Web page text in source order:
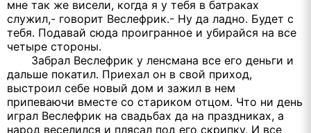
мне так же висели, когда я у тебя в батраках
служил,- говорит Веслефрик.- Ну да ладно. Будет с
тебя. Подавай сюда проигранное и убирайся на все
четыре стороны.
Забрал Веслефрик у ленсмана все его деньги и
дальше покатил. Приехал он в свой приход,
выстроил себе новый дом и зажил в нем
припеваючи вместе со стариком отцом. Что ни день
играл Веслефрик на свадьбах да на праздниках, а
народ веселился и плясал под его скрипку. И все